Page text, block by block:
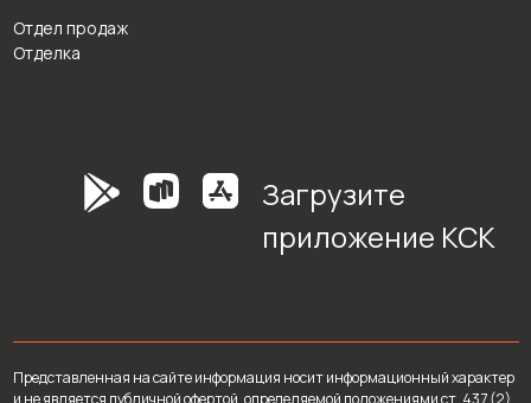
Отдел продаж
Отделка
Загрузите
приложение КСК
Представленная на сайте информация носит информационный характер